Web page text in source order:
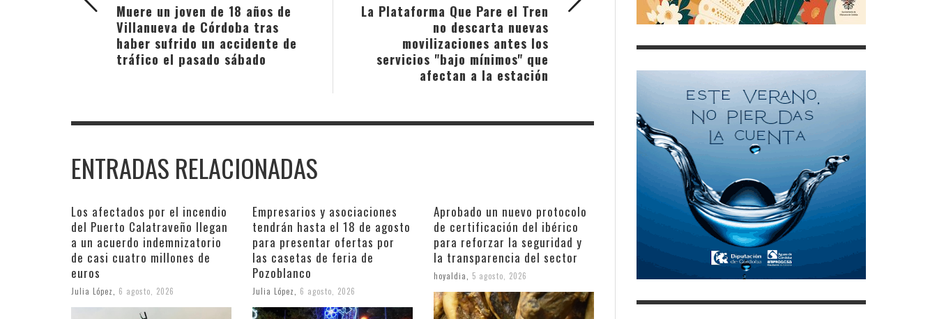
La Plataforma Que Pare el Tren
no descarta nuevas
movilizaciones antes los
servicios "bajo mínimos" que
afectan a la estación
Muere un joven de 18 años de
Villanueva de Córdoba tras
haber sufrido un accidente de
tráfico el pasado sábado
ENTRADAS RELACIONADAS
Los afectados por el incendio
del Puerto Calatraveño llegan
a un acuerdo indemnizatorio
de casi cuatro millones de
euros
Julia López 6 agosto, 2026
Empresarios y asociaciones
tendrán hasta el 18 de agosto
para presentar ofertas por
las casetas de feria de
Pozoblanco
Julia López 6 agosto, 2026
Aprobado un nuevo protocolo
de certificación del ibérico
para reforzar la seguridad y
la transparencia del sector
hoyaldia 5 agosto, 2026